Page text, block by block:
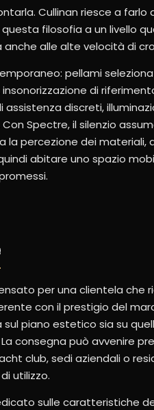
Cullinan riesce a farlo
filosofia a un livello
alle alte velocità di
pellami
di
discreti,
Spectre, il silenzio
la percezione dei materiali,
abitare uno spazio
per una clientela che
con il prestigio del
piano estetico sia su
consegna può avvenire
club, sedi aziendali o
utilizzo.
sulle caratteristiche